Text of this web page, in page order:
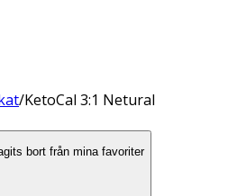
/KetoCal 3:1 Netural
bort från mina favoriter